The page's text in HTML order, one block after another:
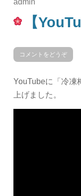
admin
【
コメントをどうぞ
YouTubeに「冷凍
上げました。